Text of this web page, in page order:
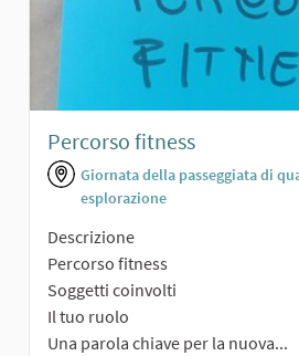
Percorso fitness
Giornata della passeggiata di
esplorazione
Descrizione
Percorso fitness
Soggetti coinvolti
Il tuo ruolo
Una parola chiave per la nuova...